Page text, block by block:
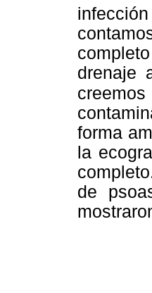
drenaje
forma
la
de